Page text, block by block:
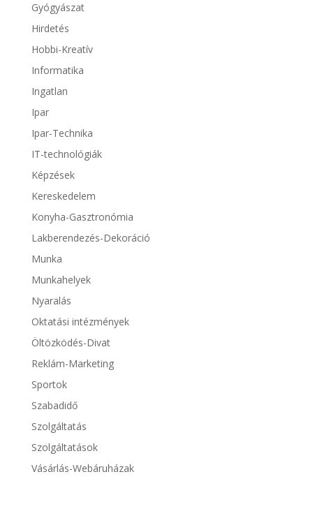
Gyógyászat
Hirdetés
Hobbi-Kreatív
Informatika
Ingatlan
Ipar
Ipar-Technika
IT-technológiák
Képzések
Kereskedelem
Konyha-Gasztronómia
Lakberendezés-Dekoráció
Munka
Munkahelyek
Nyaralás
Oktatási intézmények
Öltözködés-Divat
Reklám-Marketing
Sportok
Szabadidő
Szolgáltatás
Szolgáltatások
Vásárlás-Webáruházak